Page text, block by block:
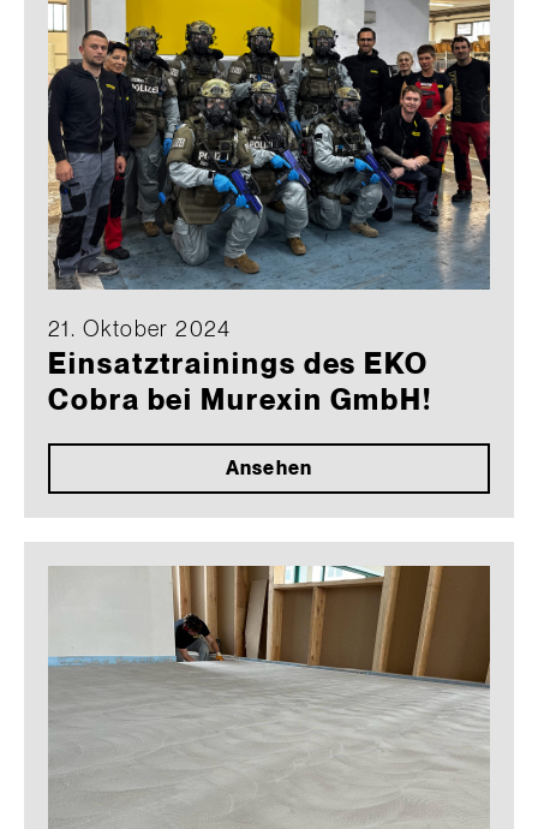
21. Oktober 2024
Einsatztrainings des EKO
Cobra bei Murexin GmbH!
Ansehen